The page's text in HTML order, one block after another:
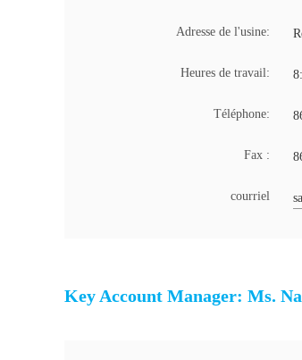
Adresse de l'usine:
Heures de travail:
Téléphone:
Fax :
courriel
Key Account Manager: Ms.